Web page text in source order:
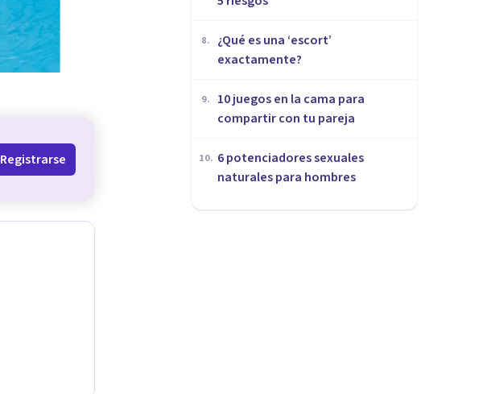
Registrarse
8.
¿Qué es una ‘escort’
exactamente?
9.
10 juegos en la cama para
compartir con tu pareja
10. ​6 potenciadores sexuales
naturales para hombres